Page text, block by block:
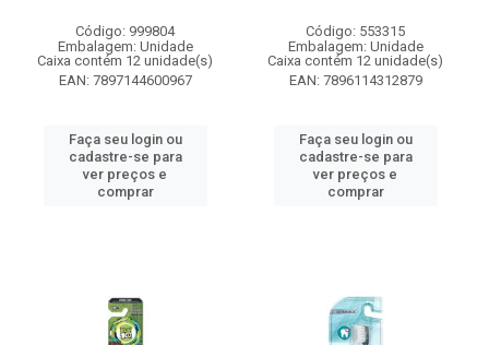
Código: 999804
Embalagem: Unidade
Caixa contém 12 unidade(s)
EAN: 7897144600967
Faça seu login ou
cadastre-se para
ver preços e
comprar
Código: 553315
Embalagem: Unidade
Caixa contém 12 unidade(s)
EAN: 7896114312879
Faça seu login ou
cadastre-se para
ver preços e
comprar